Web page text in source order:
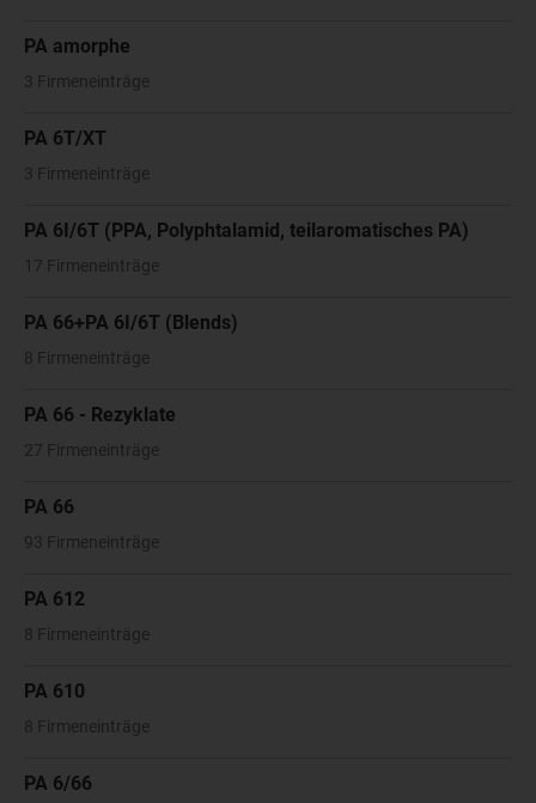
PA amorphe
3 Firmeneinträge
PA 6T/XT
3 Firmeneinträge
PA 6I/6T (PPA, Polyphtalamid, teilaromatisches PA)
17 Firmeneinträge
PA 66+PA 6I/6T (Blends)
8 Firmeneinträge
PA 66 - Rezyklate
27 Firmeneinträge
PA 66
93 Firmeneinträge
PA 612
8 Firmeneinträge
PA 610
8 Firmeneinträge
PA 6/66